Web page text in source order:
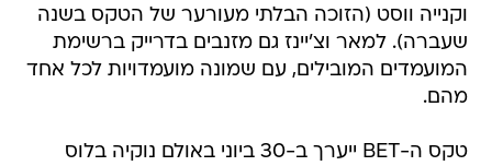
וקנייה ווסט (הזוכה הבלתי מעורער של הטקס בשנה
שעברה). למאר וצ'יינז גם מזנבים בדרייק ברשימת
המועמדים המובילים, עם שמונה מועמדויות לכל אחד
מהם.
טקס ה-BET ייערך ב-30 ביוני באולם נוקיה בלוס